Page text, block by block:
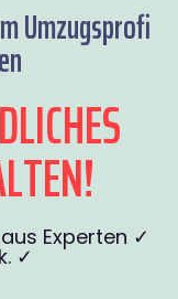
Umzugsprofi
Experten ✓
✓